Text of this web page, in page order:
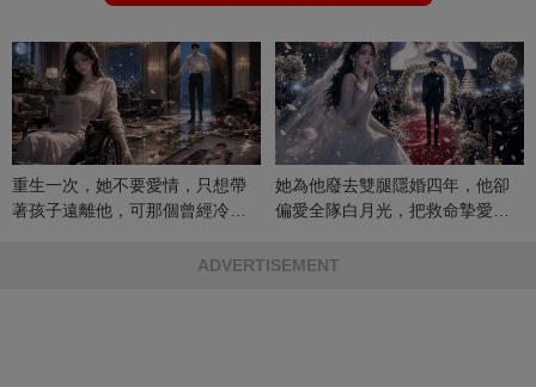
重生一次，她不要愛情，只想帶
著孩子遠離他，可那個曾經冷漠
她為他廢去雙腿隱婚四年，他卻
偏愛全隊白月光，把救命摯愛當
ADVERTISEMENT